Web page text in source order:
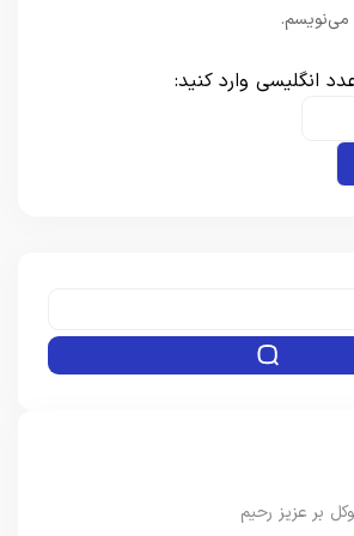
می‌نویسم.
انگلیسی وارد کنید:
بر عزیز رحیم